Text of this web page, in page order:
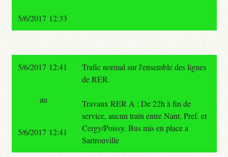
5/6/2017 12:33
5/6/2017 12:41
Trafic normal sur l'ensemble des lignes
de RER.
Travaux RER A : De 22h à fin de
service, aucun train entre Nant. Pref. et
Cergy/Poissy. Bus mis en place a
Sartrouville
au
5/6/2017 12:41